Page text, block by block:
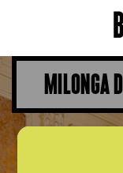
MILONGA